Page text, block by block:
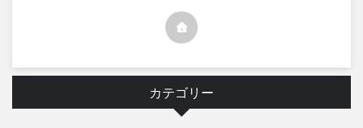
カテゴリー